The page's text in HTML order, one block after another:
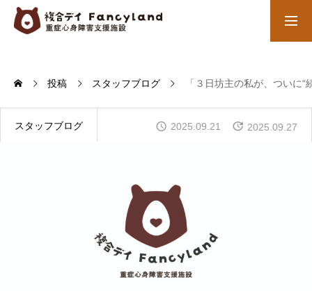
ご利用者さんの個性に合わせてサービスをご提供
障害児サービスの利用者負担
投稿 スタッフブログ 「３日坊主の私が、ついに
スタッフブログ 2025.09.21 2025.09.27